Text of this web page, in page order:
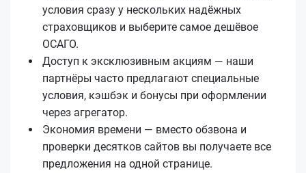
условия сразу у нескольких надёжных
страховщиков и выберите самое дешёвое
ОСАГО.
Доступ к эксклюзивным акциям — наши
партнёры часто предлагают специальные
условия, кэшбэк и бонусы при оформлении
через агрегатор.
Экономия времени — вместо обзвона и
проверки десятков сайтов вы получаете все
предложения на одной странице.